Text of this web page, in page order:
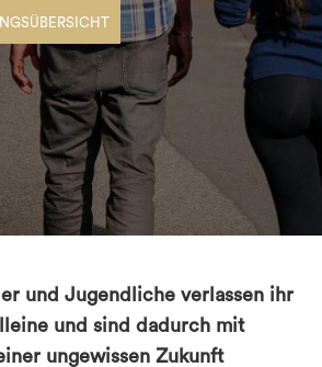
und Jugendliche verlassen ihr
und sind dadurch mit
ungewissen Zukunft